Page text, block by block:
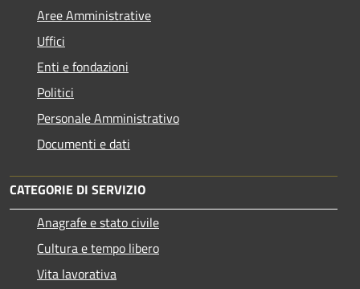
Aree Amministrative
Uffici
Enti e fondazioni
Politici
Personale Amministrativo
Documenti e dati
CATEGORIE DI SERVIZIO
Anagrafe e stato civile
Cultura e tempo libero
Vita lavorativa